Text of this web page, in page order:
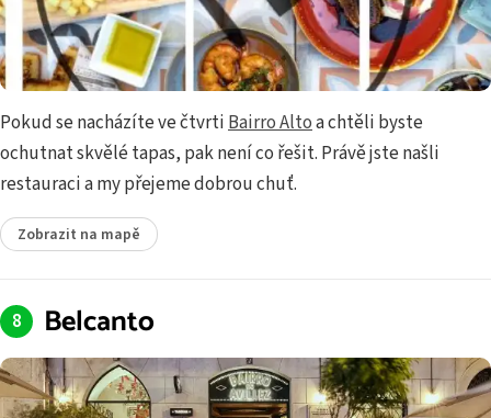
Pokud se nacházíte ve čtvrtiBairro Altoa chtěli byste
ochutnat skvělé tapas, pak není co řešit. Právě jste našli
restauraci a my přejeme dobrou chuť.
Zobrazit na mapě
Belcanto